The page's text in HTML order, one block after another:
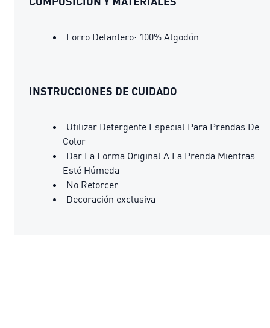
Forro Delantero: 100% Algodón
INSTRUCCIONES DE CUIDADO
Utilizar Detergente Especial Para Prendas De
Color
Dar La Forma Original A La Prenda Mientras
Esté Húmeda
No Retorcer
Decoración exclusiva